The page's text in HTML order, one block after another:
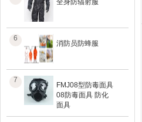
全身防辐射服
6
消防员防蜂服
7
FMJ08型防毒面具
08防毒面具 防化
面具